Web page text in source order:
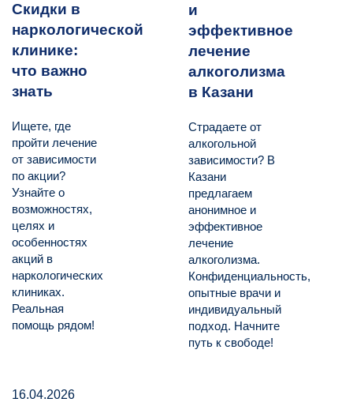
Скидки в
наркологической
клинике:
что важно
знать
Ищете, где
пройти лечение
от зависимости
по акции?
Узнайте о
возможностях,
целях и
особенностях
акций в
наркологических
клиниках.
Реальная
помощь рядом!
и
эффективное
лечение
алкоголизма
в Казани
Страдаете от
алкогольной
зависимости? В
Казани
предлагаем
анонимное и
эффективное
лечение
алкоголизма.
Конфиденциальность,
опытные врачи и
индивидуальный
подход. Начните
путь к свободе!
16.04.2026